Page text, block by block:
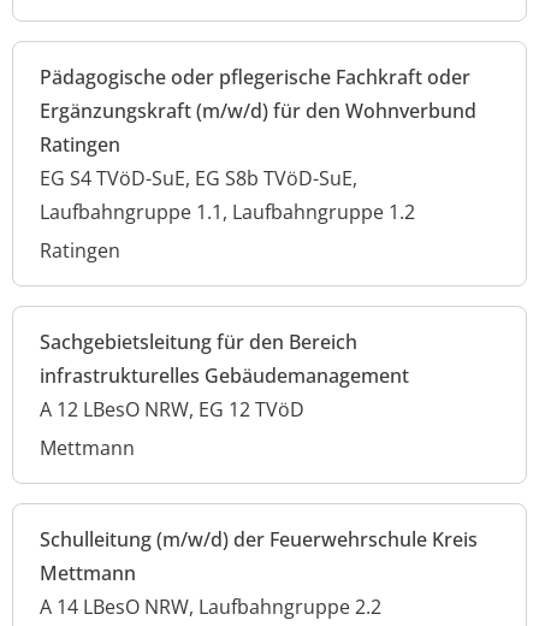
Pädagogische oder pflegerische Fachkraft oder
Ergänzungskraft (m/w/d) für den Wohnverbund
Ratingen
EG S4 TVöD-SuE, EG S8b TVöD-SuE,
Laufbahngruppe 1.1, Laufbahngruppe 1.2
Ratingen
Sachgebietsleitung für den Bereich
infrastrukturelles Gebäudemanagement
A 12 LBesO NRW, EG 12 TVöD
Mettmann
Schulleitung (m/w/d) der Feuerwehrschule Kreis
Mettmann
A 14 LBesO NRW, Laufbahngruppe 2.2